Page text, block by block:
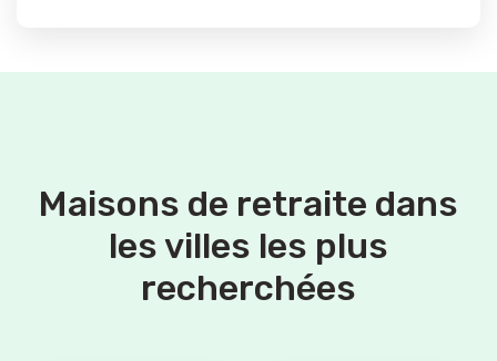
Maisons de retraite dans
les villes les plus
recherchées